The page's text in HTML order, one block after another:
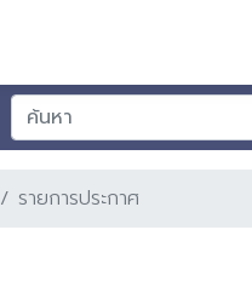
รายการประกาศ